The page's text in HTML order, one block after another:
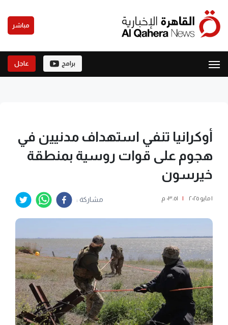
مباشر
برامج عاجل
أوكرانيا تنفي استهداف مدنيين في
هجوم على قوات روسية بمنطقة
خيرسون
١ مايو ٢٠٢٥ | ٠٣:٥١ م مشاركة :